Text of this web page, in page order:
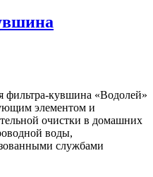
кувшина «Водолей»
элементом и
очистки в домашних
воды,
службами